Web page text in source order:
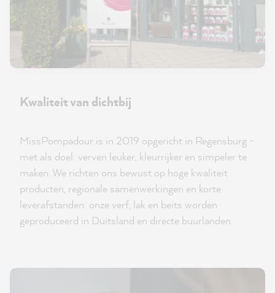
Kwaliteit van dichtbij
MissPompadour is in 2019 opgericht in Regensburg -
met als doel: verven leuker, kleurrijker en simpeler te
maken. We richten ons bewust op hoge kwaliteit
producten, regionale samenwerkingen en korte
leverafstanden: onze verf, lak en beits worden
geproduceerd in Duitsland en directe buurlanden.